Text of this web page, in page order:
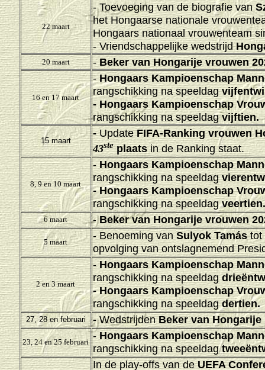
22 maart
- Toevoeging van de biografie van
het Hongaarse nationale
Hongaars nationaal vrouwenteam
- Vriendschappelijke wedstrijd
20 maart -Beker van Hongarije vrouwen
16 en 17 maart
-Hongaars Kampioenschap
rangschikking na speeldag
-Hongaars Kampioenschap
rangschikking na speeldagvijftien.
15 maart
-Update FIFA-Ranking vrouwen
43steplaatsin de Ranking staat.
8, 9 en 10 maart
-Hongaars Kampioenschap
rangschikking na speeldag
-Hongaars Kampioenschap
rangschikking na speeldagveertien.
6 maart -Beker van Hongarije vrouwen
5 maart
- Benoeming vanSulyok Tamástot
opvolging van ontslagnemend
2 en 3 maart
-Hongaars Kampioenschap
rangschikking na speeldag
-Hongaars Kampioenschap
rangschikking na speeldagdertien.
27, 28 en februari -WedstrijdenBeker van Hongarije
23, 24 en 25 februari
-Hongaars Kampioenschap
rangschikking na speeldag
In de play-offs van deUEFA